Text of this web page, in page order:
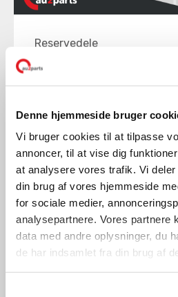
Denne hjemmeside bruger
Vi bruger cookies til at tilpasse
annoncer, til at vise dig
at analysere vores trafik. Vi
din brug af vores hjemmeside
for sociale medier,
analysepartnere. Vores partnere
data med andre oplysninger, du
de har indsamlet fra din brug af
Reservedele
METELLI
EN KOMPLET